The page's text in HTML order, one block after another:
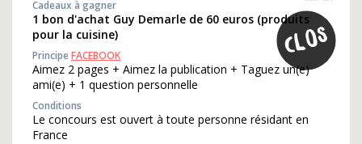
Cadeaux à gagner
1 bon d'achat Guy Demarle de 60 euros (produits
pour la cuisine)
PrincipeFACEBOOK
Aimez 2 pages + Aimez la publication + Taguez un(e)
ami(e) + 1 question personnelle
Conditions
Le concours est ouvert à toute personne résidant en
France